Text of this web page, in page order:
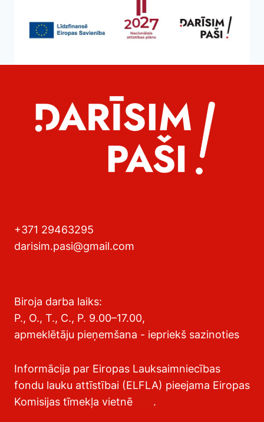
+371 29463295
darisim.pasi@gmail.com
Biroja darba laiks:
P., O., T., C., P. 9.00–17.00,
apmeklētāju pieņemšana - iepriekš sazinoties
Informācija par Eiropas Lauksaimniecības
fondu lauku attīstībai (ELFLA) pieejama Eiropas
Komisijas tīmekļa vietnē
.